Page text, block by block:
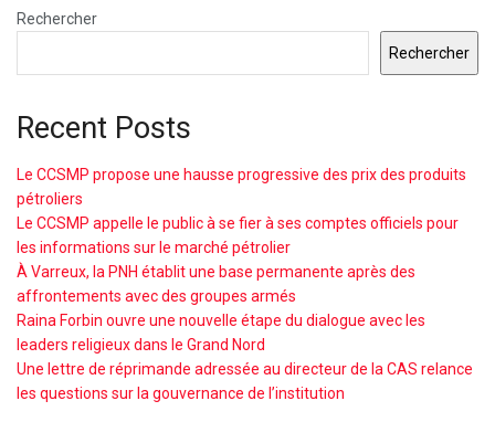
Rechercher
Rechercher
Recent Posts
Le CCSMP propose une hausse progressive des prix des produits
pétroliers
Le CCSMP appelle le public à se fier à ses comptes officiels pour
les informations sur le marché pétrolier
À Varreux, la PNH établit une base permanente après des
affrontements avec des groupes armés
Raina Forbin ouvre une nouvelle étape du dialogue avec les
leaders religieux dans le Grand Nord
Une lettre de réprimande adressée au directeur de la CAS relance
les questions sur la gouvernance de l’institution